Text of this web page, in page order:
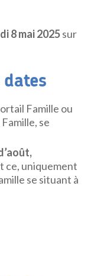
8 mai 2025sur
Famille ou
se
ce, uniquement
se situant à